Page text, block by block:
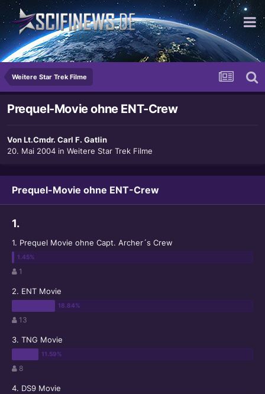
...na dann mal Prost!
Weitere Star Trek Filme
Prequel-Movie ohne ENT-Crew
VonLt.Cmdr. Carl F. Gatlin
20. Mai 2004 in Weitere Star Trek Filme
Prequel-Movie ohne ENT-Crew
1.
1. Prequel Movie ohne Capt. Archer´s Crew
1
2. ENT Movie
13
3. TNG Movie
8
4. DS9 Movie